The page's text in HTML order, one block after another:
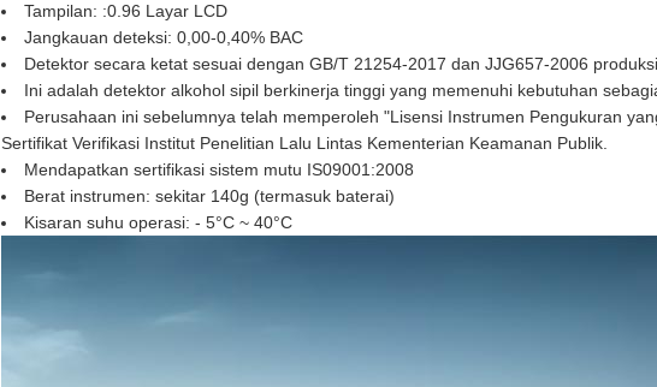
Tampilan: :0.96 Layar LCD
Jangkauan deteksi: 0,00-0,40% BAC
Detektor secara ketat sesuai dengan GB/T 21254-2017 dan JJG657-2006
Ini adalah detektor alkohol sipil berkinerja tinggi yang memenuhi kebutuhan
Perusahaan ini sebelumnya telah memperoleh "Lisensi Instrumen Pengukuran
Sertifikat Verifikasi Institut Penelitian Lalu Lintas Kementerian Keamanan Publik.
Mendapatkan sertifikasi sistem mutu IS09001:2008
Berat instrumen: sekitar 140g (termasuk baterai)
Kisaran suhu operasi: - 5°C ~ 40°C